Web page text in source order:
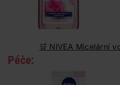
🛒 NIVEA Micelární
Péče: